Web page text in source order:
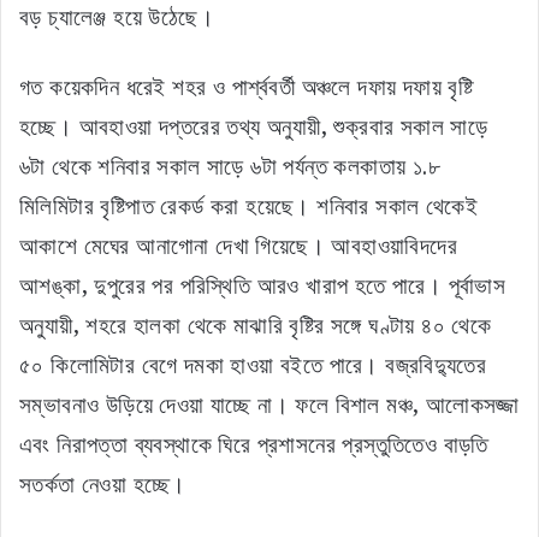
বড় চ্যালেঞ্জ হয়ে উঠেছে।
গত কয়েকদিন ধরেই শহর ও পার্শ্ববর্তী অঞ্চলে দফায় দফায় বৃষ্টি
হচ্ছে। আবহাওয়া দপ্তরের তথ্য অনুযায়ী, শুক্রবার সকাল সাড়ে
৬টা থেকে শনিবার সকাল সাড়ে ৬টা পর্যন্ত কলকাতায় ১.৮
মিলিমিটার বৃষ্টিপাত রেকর্ড করা হয়েছে। শনিবার সকাল থেকেই
আকাশে মেঘের আনাগোনা দেখা গিয়েছে। আবহাওয়াবিদদের
আশঙ্কা, দুপুরের পর পরিস্থিতি আরও খারাপ হতে পারে। পূর্বাভাস
অনুযায়ী, শহরে হালকা থেকে মাঝারি বৃষ্টির সঙ্গে ঘণ্টায় ৪০ থেকে
৫০ কিলোমিটার বেগে দমকা হাওয়া বইতে পারে। বজ্রবিদ্যুতের
সম্ভাবনাও উড়িয়ে দেওয়া যাচ্ছে না। ফলে বিশাল মঞ্চ, আলোকসজ্জা
এবং নিরাপত্তা ব্যবস্থাকে ঘিরে প্রশাসনের প্রস্তুতিতেও বাড়তি
সতর্কতা নেওয়া হচ্ছে।